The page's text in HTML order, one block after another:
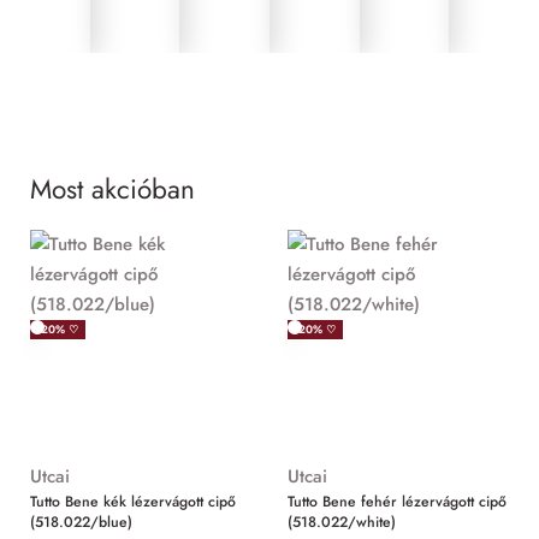
Most akcióban
-20% ♡
Utcai
Tutto Bene kék lézervágott cipő
(518.022/blue)
-20% ♡
Utcai
Tutto Bene fehér lézervágott cipő
(518.022/white)